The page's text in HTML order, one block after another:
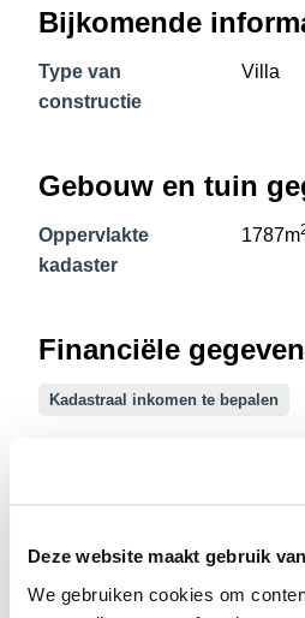
Deze website maakt gebruik
We gebruiken cookies om
Bijkomende
Type van
constructie
Villa
Gebouw en tuin
Oppervlakte
kadaster
1787m
Financiële
Kadastraal inkomen te bepalen
stedelijke